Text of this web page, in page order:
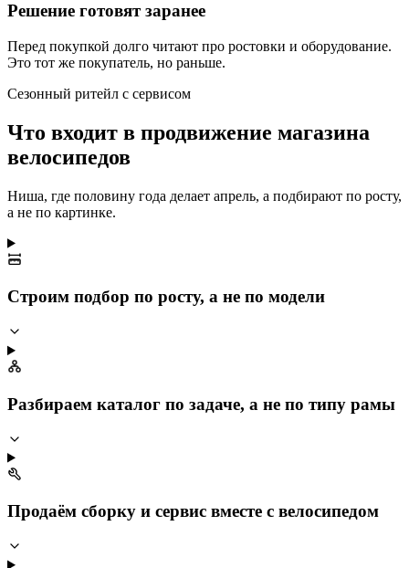
Решение готовят заранее
Перед покупкой долго читают про ростовки и оборудование.
Это тот же покупатель, но раньше.
Сезонный ритейл с сервисом
Что входит в продвижение магазина
велосипедов
Ниша, где половину года делает апрель, а подбирают по росту,
а не по картинке.
Строим подбор по росту, а не по модели
Разбираем каталог по задаче, а не по типу рамы
Продаём сборку и сервис вместе с велосипедом